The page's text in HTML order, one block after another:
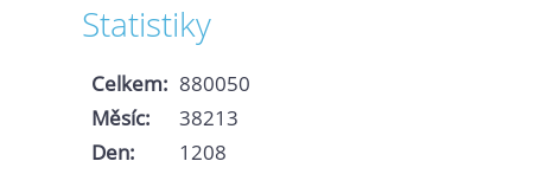
Statistiky
Celkem: 880050
Měsíc:
38213
Den:
1208